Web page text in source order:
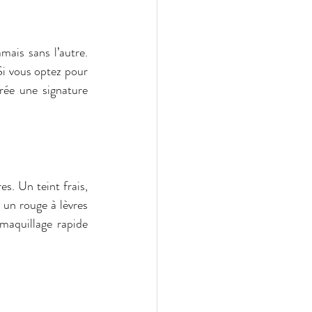
sans l’autre.
vous optez pour
une signature
Un teint frais,
rouge à lèvres
rapide